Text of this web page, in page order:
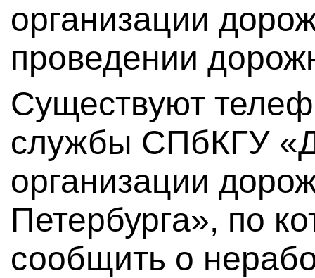
организации
проведении
Существуют
службы СПбКГУ
организации
Петербурга», по
сообщить о